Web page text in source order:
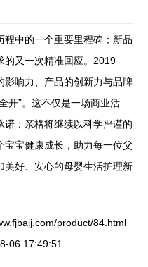
中的一个重要里程碑；新品
的又一次精准回应。2019
影响力、产品的创新力与品牌
开”。这不仅是一场商业活
：亲格将继续以科学严谨的
宝宝健康成长，助力每一位父
美好、安心的母婴生活护理新
product/84.html
06 17:49:51